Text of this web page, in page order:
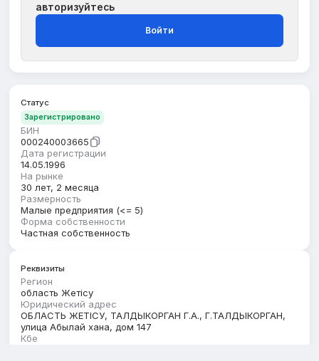
авторизуйтесь
Войти
Статус
Зарегистрировано
БИН
000240003665
Дата регистрации
14.05.1996
На рынке
30 лет, 2 месяца
Размерность
Малые предприятия (<= 5)
Форма собственности
Частная собственность
Реквизиты
Регион
область Жетісу
Юридический адрес
ОБЛАСТЬ ЖЕТІСУ, ТАЛДЫКОРГАН Г.А., Г.ТАЛДЫКОРГАН,
улица Абылай хана, дом 147
Кбе